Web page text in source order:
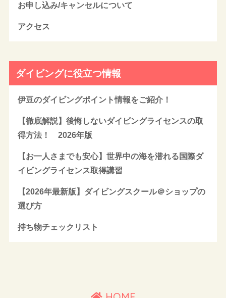
お申し込み/キャンセルについて
アクセス
ダイビングに役立つ情報
伊豆のダイビングポイント情報をご紹介！
【徹底解説】後悔しないダイビングライセンスの取
得方法！ 2026年版
【お一人さまでも安心】世界中の海を潜れる国際ダ
イビングライセンス取得講習
【2026年最新版】ダイビングスクール＠ショップの
選び方
持ち物チェックリスト